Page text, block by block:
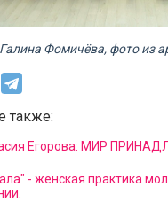
Фомичёва, фото из
также:
Егорова: МИР
- женская практика